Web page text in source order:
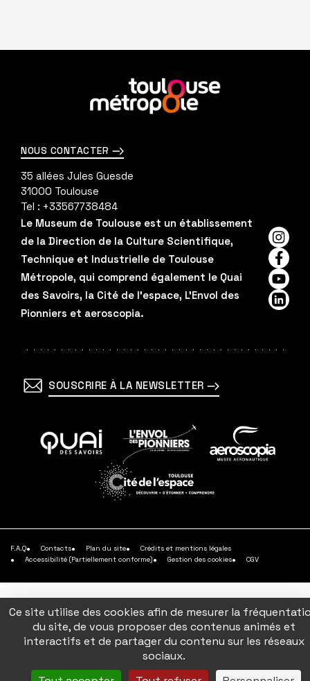
Ce site utilise des cookies afin de mesurer la
du site, de vous proposer des contenus animés et
interactifs et de partager du contenu sur les réseaux
sociaux.
En
savoir
plus
NOUS CONTACTER
35 allées Jules Guesde
31000 Toulouse
Tel : +33567738484
Le Museum de Toulouse est un établissement
de la Direction de la Culture Scientifique,
Technique et Industrielle de Toulouse
Métropole, qui comprend également le Quai
des Savoirs, la Cité de l'espace, L'Envol des
Pionniers et aeroscopia.
SOUSCRIRE À LA NEWSLETTER
En
savoir
plus
F.A.Q Contacts Plan du site
Crédits et mentions légales
Accessibilité (Partiellement conforme)
Gestion des cookies CGV